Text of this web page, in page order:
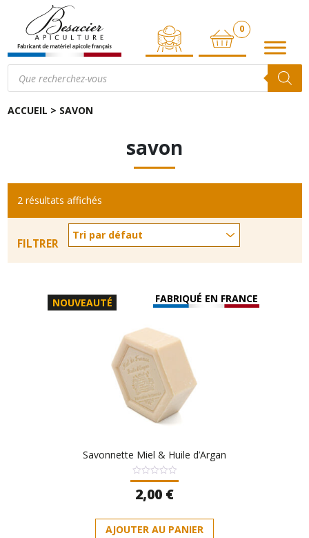
0
ARTICLE
Recherche
produits
ACCUEIL > SAVON
savon
2 résultats affichés
FILTRER
NOUVEAUTÉ FABRIQUÉ EN FRANCE
Savonnette Miel & Huile d’Argan
Note
0
sur
2,00 €
AJOUTER AU PANIER